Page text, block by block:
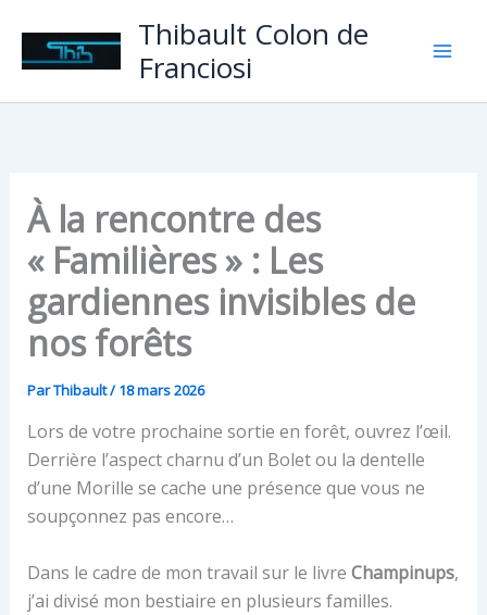
contenu
Thibault Colon de
Franciosi
À la rencontre des
« Familières » : Les
gardiennes invisibles de
nos forêts
ParThibault/18 mars 2026
Lors de votre prochaine sortie en forêt, ouvrez l’œil.
Derrière l’aspect charnu d’un Bolet ou la dentelle
d’une Morille se cache une présence que vous ne
soupçonnez pas encore…
Dans le cadre de mon travail sur le livre Champinups,
j’ai divisé mon bestiaire en plusieurs familles.